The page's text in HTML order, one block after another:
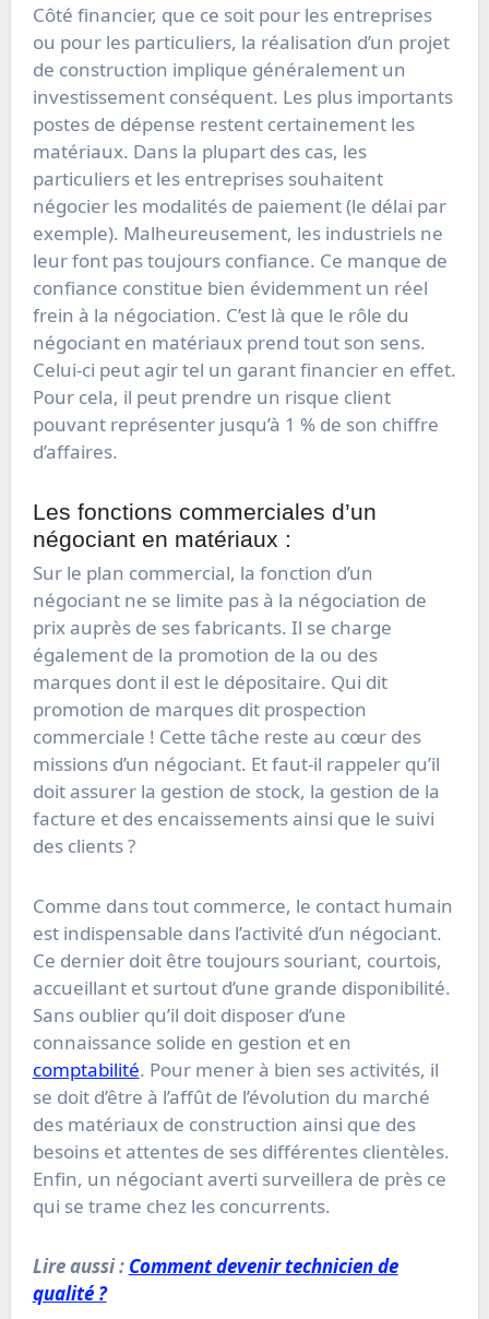
Côté financier, que ce soit pour les entreprises
ou pour les particuliers, la réalisation d’un projet
de construction implique généralement un
investissement conséquent. Les plus importants
postes de dépense restent certainement les
matériaux. Dans la plupart des cas, les
particuliers et les entreprises souhaitent
négocier les modalités de paiement (le délai par
exemple). Malheureusement, les industriels ne
leur font pas toujours confiance. Ce manque de
confiance constitue bien évidemment un réel
frein à la négociation. C’est là que le rôle du
négociant en matériaux prend tout son sens.
Celui-ci peut agir tel un garant financier en effet.
Pour cela, il peut prendre un risque client
pouvant représenter jusqu’à 1 % de son chiffre
d’affaires.
Les fonctions commerciales d’un
négociant en matériaux :
Sur le plan commercial, la fonction d’un
négociant ne se limite pas à la négociation de
prix auprès de ses fabricants. Il se charge
également de la promotion de la ou des
marques dont il est le dépositaire. Qui dit
promotion de marques dit prospection
commerciale ! Cette tâche reste au cœur des
missions d’un négociant. Et faut-il rappeler qu’il
doit assurer la gestion de stock, la gestion de la
facture et des encaissements ainsi que le suivi
des clients ?
Comme dans tout commerce, le contact humain
est indispensable dans l’activité d’un négociant.
Ce dernier doit être toujours souriant, courtois,
accueillant et surtout d’une grande disponibilité.
Sans oublier qu’il doit disposer d’une
connaissance solide en gestion et en
comptabilité. Pour mener à bien ses activités, il
se doit d’être à l’affût de l’évolution du marché
des matériaux de construction ainsi que des
besoins et attentes de ses différentes clientèles.
Enfin, un négociant averti surveillera de près ce
qui se trame chez les concurrents.
Lire aussi : Comment devenir technicien de
qualité ?